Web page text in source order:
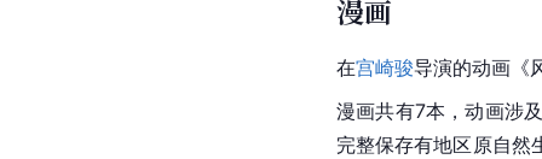
漫画
在宫崎骏导演的动画《
漫画共有7本，动画涉
完整保存有地区原自然